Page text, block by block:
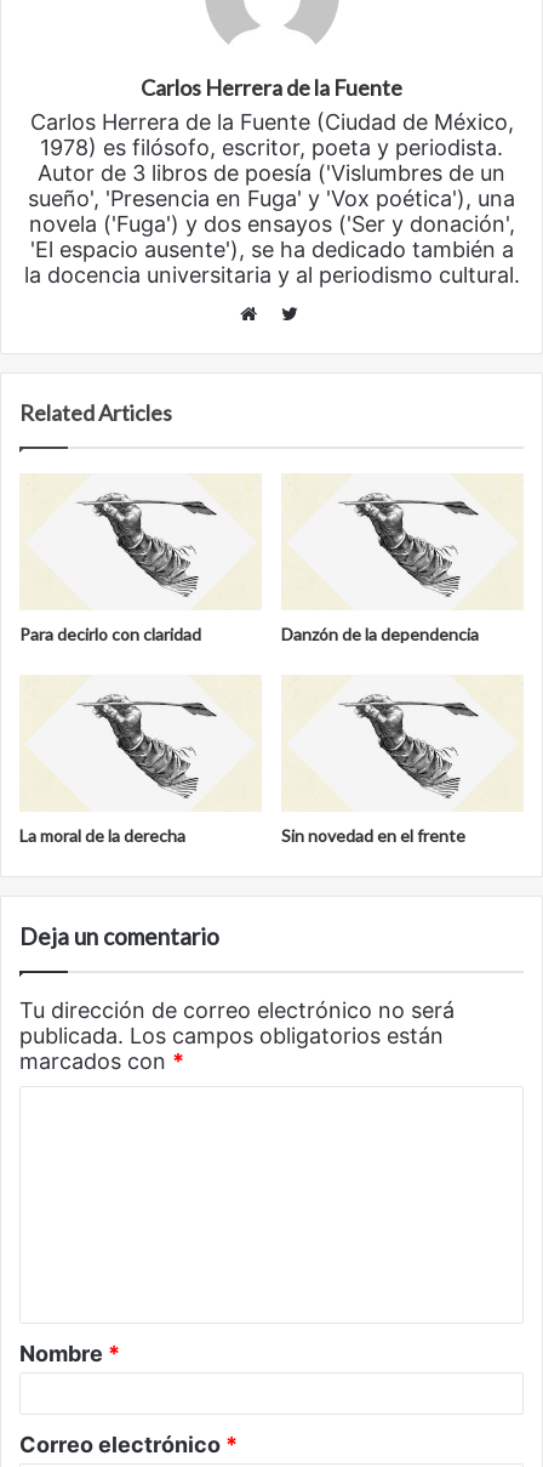
Carlos Herrera de la Fuente
Carlos Herrera de la Fuente (Ciudad de México,
1978) es filósofo, escritor, poeta y periodista.
Autor de 3 libros de poesía ('Vislumbres de un
sueño', 'Presencia en Fuga' y 'Vox poética'), una
novela ('Fuga') y dos ensayos ('Ser y donación',
'El espacio ausente'), se ha dedicado también a
la docencia universitaria y al periodismo cultural.
Twitter
Related Articles
Para decirlo con claridad Danzón de la dependencia
La moral de la derecha Sin novedad en el frente
Deja un comentario
Tu dirección de correo electrónico no será
publicada. Los campos obligatorios están
marcados con *
a
r
o
Nombre *
Correo electrónico *